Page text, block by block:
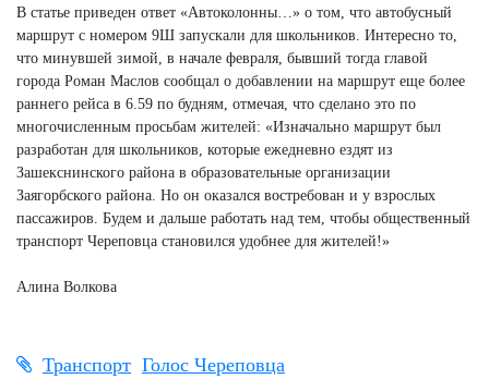
В статье приведен ответ «Автоколонны…» о том, что автобусный
маршрут с номером 9Ш запускали для школьников. Интересно то,
что минувшей зимой, в начале февраля, бывший тогда главой
города Роман Маслов сообщал о добавлении на маршрут еще более
раннего рейса в 6.59 по будням, отмечая, что сделано это по
многочисленным просьбам жителей: «Изначально маршрут был
разработан для школьников, которые ежедневно ездят из
Зашекснинского района в образовательные организации
Заягорбского района. Но он оказался востребован и у взрослых
пассажиров. Будем и дальше работать над тем, чтобы общественный
транспорт Череповца становился удобнее для жителей!»
Алина Волкова
Транспорт Голос Череповца